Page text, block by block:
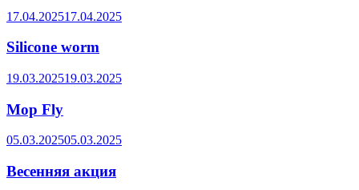
17.04.202517.04.2025
Silicone worm
19.03.202519.03.2025
Mop Fly
05.03.202505.03.2025
Весенняя акция